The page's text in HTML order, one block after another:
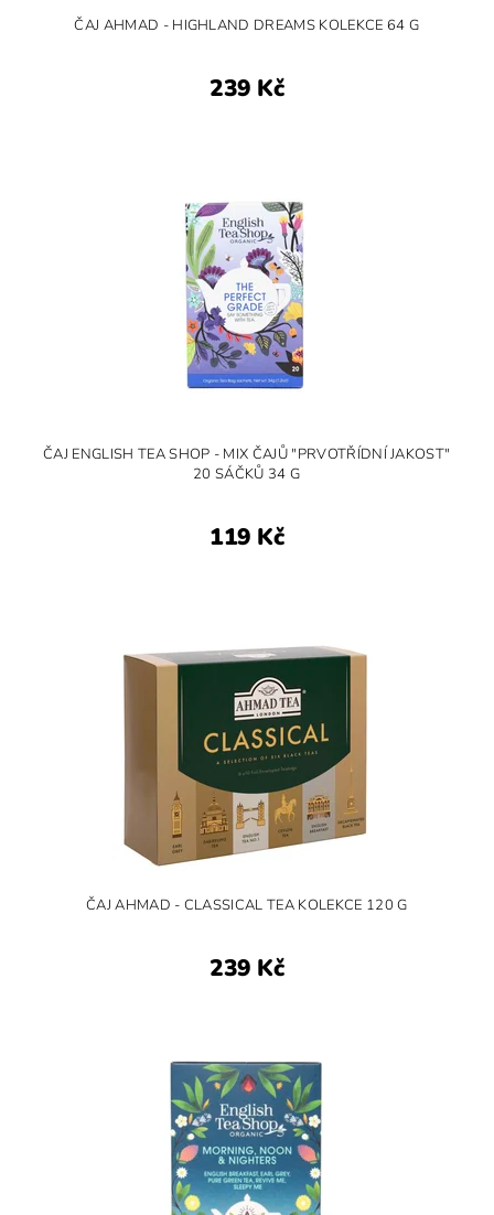
ČAJ AHMAD - HIGHLAND DREAMS KOLEKCE 64 G
239 Kč
ČAJ ENGLISH TEA SHOP - MIX ČAJŮ "PRVOTŘÍDNÍ JAKOST"
20 SÁČKŮ 34 G
119 Kč
ČAJ AHMAD - CLASSICAL TEA KOLEKCE 120 G
239 Kč